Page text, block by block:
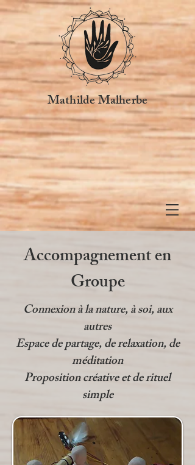
Mathilde Malherbe
Accompagnement en
Groupe
Connexion à la nature, à soi, aux
autres
Espace de partage, de relaxation, de
méditation
Proposition créative et de rituel
simple